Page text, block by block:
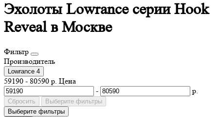
Эхолоты Lowrance серии Hook
Reveal в Москве
Фильтр
Производитель
Lowrance 4
59190 - 80590 р. Цена
-
р.
Сбросить
Выберите фильтры
Выберите фильтры